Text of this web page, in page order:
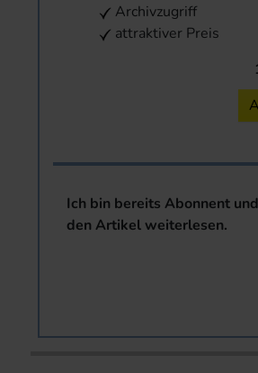
Archivzugriff
attraktiver Preis
Ich bin bereits Abonnent
den Artikel weiterlesen.